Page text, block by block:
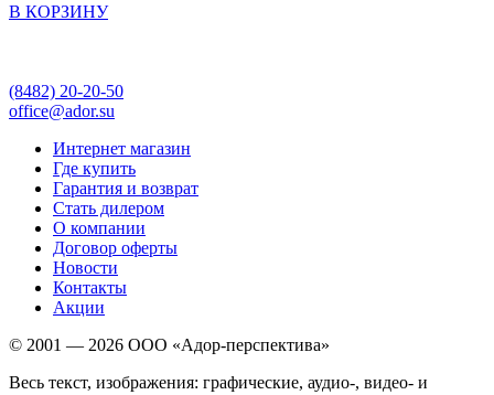
В КОРЗИНУ
(8482) 20-20-50
office@ador.su
Интернет магазин
Где купить
Гарантия и возврат
Стать дилером
О компании
Договор оферты
Новости
Контакты
Акции
© 2001 — 2026 ООО «Адор-перспектива»
Весь текст, изображения: графические, аудио-, видео- и